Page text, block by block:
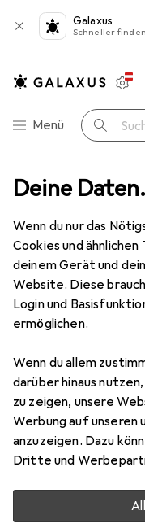
Deine
Wenn du nur das
Cookies und
deinem Gerät und
Website. Diese
Login und
ermöglichen.
Wenn du allem
darüber hinaus
zu zeigen, unsere
Werbung auf unseren
anzuzeigen. Dazu
Dritte und
Galaxus
Schneller
Navigation nach
Menü Suche
FreeVoice